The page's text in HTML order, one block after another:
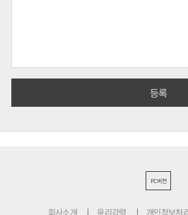
PC버전
회사소개 윤리강령 개인정보처